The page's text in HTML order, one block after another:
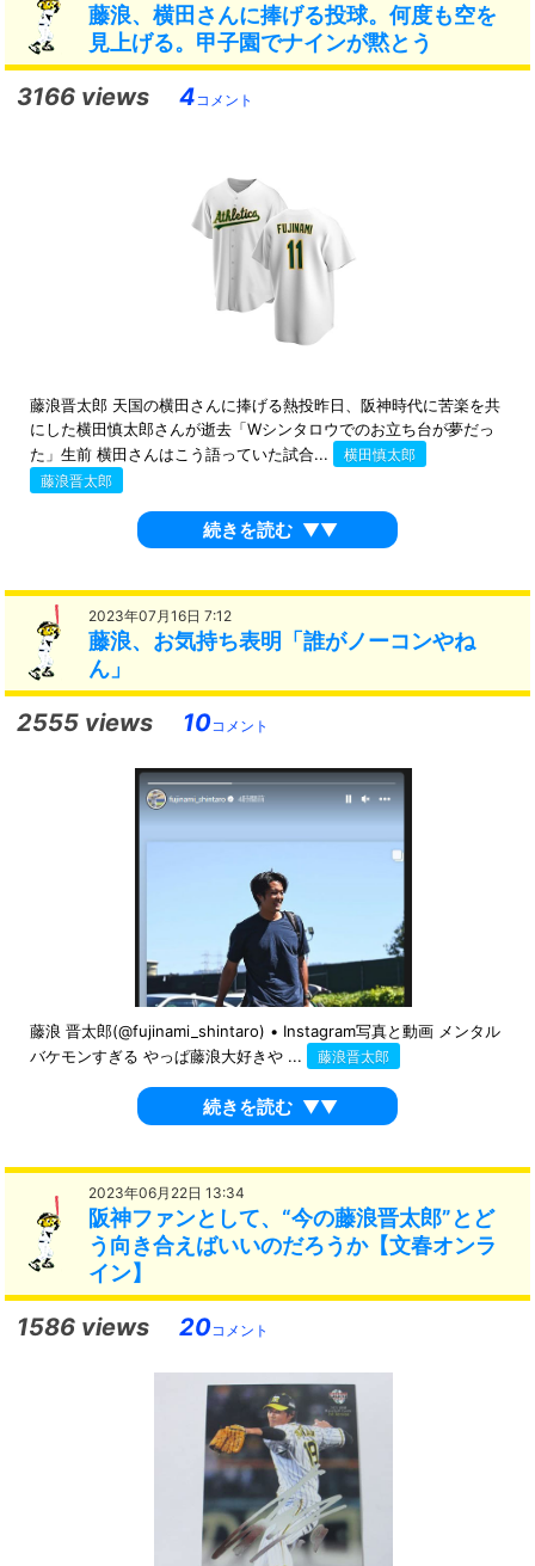
藤浪、横田さんに捧げる投球。何度も空を
見上げる。甲子園でナインが黙とう
3166 views 4 コメント
藤浪晋太郎 天国の横田さんに捧げる熱投昨日、阪神時代に苦楽を共
にした横田慎太郎さんが逝去「Wシンタロウでのお立ち台が夢だっ
た」生前 横田さんはこう語っていた試合...
横田慎太郎
藤浪晋太郎
続きを読む ▼▼
2023年07月16日 7:12
藤浪、お気持ち表明「誰がノーコンやね
ん」
2555 views 10コメント
藤浪 晋太郎(@fujinami_shintaro) • Instagram写真と動画 メンタル
バケモンすぎる やっぱ藤浪大好きや ...
藤浪晋太郎
続きを読む ▼▼
2023年06月22日 13:34
阪神ファンとして、“今の藤浪晋太郎”とど
う向き合えばいいのだろうか【文春オンラ
イン】
1586 views 20コメント